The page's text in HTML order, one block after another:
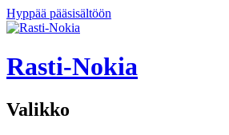
Hyppää pääsisältöön
Rasti-Nokia
Valikko